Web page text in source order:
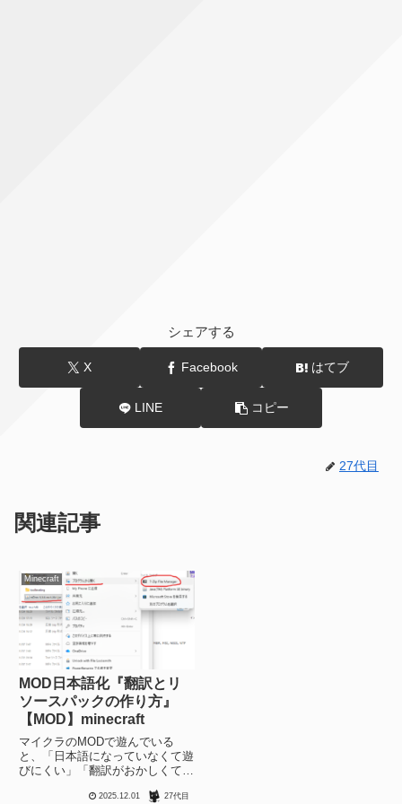
シェアする
X Facebook はてブ
LINE コピー
27代目
関連記事
Minecraft
MOD日本語化『翻訳とリ
ソースパックの作り方』
【MOD】minecraft
マイクラのMODで遊んでいる
と、「日本語になっていなくて遊
びにくい」「翻訳がおかしくて違
たることがあります。新しい
2025.12.01 27代目